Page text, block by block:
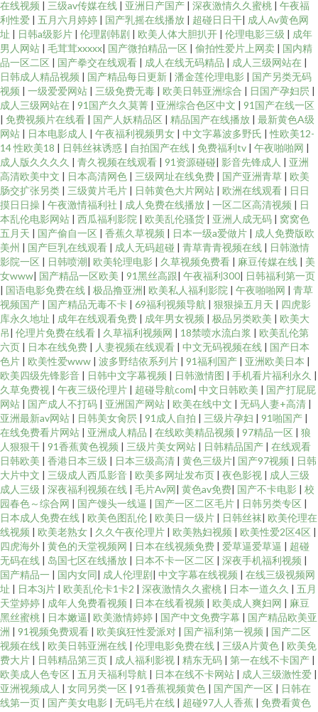
在线视频 | 三级av传媒在线 | 亚洲日产国产 | 深夜激情久久蜜桃 | 午夜福
利性爱 | 五月六月婷婷 | 国产乳摇在线播放 | 超碰日日干| 成人Av黄色网
址 | 日韩a级影片 | 伦理剧韩剧 | 欧美人体大胆扒开 | 伦理电影三级 | 成年
男人网站 | 毛茸茸xxxxx| 国产微拍精品一区 | 偷拍性爱片上网卖 | 国内精
品一区二区 | 国产拳交在线观看 | 成人在线无码精品 | 成人三级网站在 |
日韩成人精品视频 | 国产精品每日更新 | 潘金莲伦理电影 | 国产另类无码
视频 | 一级爱爱网站 | 三级免费无毒 | 欧美日韩亚洲综合 | 日国产孕妇屄 |
成人三级网站在 | 91国产久久莫菁 | 亚洲综合色区中文 | 91国产在线一区
| 免费视频片在线看 | 国产人妖精品区 | 精品国产在线播放 | 最新黄色A级
网站 | 日本电影成人 | 午夜福利视频男女 | 中文字幕波多野氏 |性欧美12-
14 性欧美18 | 日韩丝袜诱惑 | 自拍国产在线 | 免费福利tv | 午夜啪啪网 |
成人版久久久久 | 青久视频在线观看 | 91资源碰碰| 影音先锋成人 | 亚洲
高清欧美中文 | 日本高清网色 | 三级网址在线免费 | 国产亚洲青草 | 欧美
肠交扩张另类 | 三级黄片毛片 | 日韩黄色大片网站 | 欧洲在线观看 | 日日
摸日日操 | 午夜激情福利社 | 成人免费在线播放 | 一区二区高清视频 | 日
本乱伦电影网站 | 西瓜福利影院 | 欧美乱伦骚货 | 亚洲人成无码 | 窝窝色
五月天 | 国产偷自一区 | 香蕉久草视频 | 日本一级a爱做片 | 成人免费版欧
美州 | 国产巨乳在线观看 | 成人无码超碰 | 青草青青视频在线 | 日韩激情
影院一区 | 日韩喷潮| 欧美轮理电影 | 久草视频免费看 | 麻豆传媒在线 | 美
女www| 国产精品一区欧美 | 91黑丝高跟| 午夜福利300| 日韩福利第一页
| 国语电影免费在线 | 极品撸亚洲| 欧美私人福利影院 | 午夜啪啪网 | 青草
视频国产 | 国产精品无毒不卡 | 69福利视频导航 | 狠狠操五月天 | 四虎影
库永久地址 | 成年在线观看免费 | 成年男女视频 | 极品另类欧美 | 欧美大
吊| 伦理片免费在线看 | 久草福利视频网 | 18禁喷水流白浆 | 欧美乱伦第
六页 | 日本在线免费 | 人妻视频在线观看 | 中文无码视频在线 | 国产日本
色片 | 欧美性爱www | 波多野结依系列片 | 91福利国产 | 亚洲欧美日本 |
欧美四级先锋影音 | 日韩中文字幕视频 | 日韩激情图 | 手机看片福利永久 |
久草免费视 | 午夜三级伦理片 | 超碰导航com| 中文日韩欧美 | 国产打屁屁
网站 | 国产成人不打码 | 亚洲国产网站 | 欧美在线中文 | 无码人妻+高清 |
亚洲最新av网站 | 日韩美女肏屄 | 91成人自拍 | 三级片孕妇 | 91啪国产 |
在线免费看片网站 | 亚洲成人精品 | 在线欧美精品视频 | 97精品一区 | 狼
人狠狠干 | 91香蕉黄色视频 | 三级片美女网站 | 日韩精品国产 | 在线观看
日韩欧美 | 香港日本三级 | 日本三级高清 | 黄色三级片| 国产97视频 | 日韩
大片中文 | 三级成人西瓜影音 | 欧美多网址发布页 | 夜色影视 | 成人三级
成人三级 | 深夜福利视频在线 | 毛片Av网| 黄色av免费| 国产不卡电影 | 校
园春色～综合网 | 国产馒头一线逼 | 国产一区二区毛片 | 日韩另类专区 |
日本成人免费在线 | 欧美色图乱伦 | 欧美日一级片 | 日韩丝袜| 欧美伦理在
线视频 | 欧美老熟女 | 久久午夜伦理片 | 欧美熟妇视频 | 欧美性爱2区4区 |
四虎海外 | 黄色的天堂视频网 | 日本在线视频免费 | 爱草逼爱草逼 | 超碰
无码在线 | 岛国七区在线播放 | 日本不卡一区二区 | 深夜手机福利视频 |
国产精品一 | 国内女同| 成人伦理剧| 中文字幕在线视频 | 在线三级视频网
址 | 日本3j片 | 欧美乱伦卡1卡2 | 深夜激情久久蜜桃 | 日本一道久久 | 五月
天堂婷婷 | 成年人免费看视频 | 日本在线看视频 | 欧美成人爽妇网 | 麻豆
黑丝蜜桃 | 日本嫩逼| 欧美激情婷婷 | 国产中文免费字幕 | 国产精品欧美亚
洲 | 91视频免费观看 | 欧美疯狂性爱派对 | 国产福利第一视频 | 国产二区
视频在线 | 欧美日韩亚洲在线 | 伦理电影免费在线 | 三级A片黄色 | 欧美免
费大片 | 日韩精品第三页 | 成人福利影视 | 精东无码 | 第一在线不卡国产 |
欧美成人色专区 | 五月天福利导航 | 日本在线不卡网站 | 成人三级激性爱 |
亚洲视频成人 | 女同另类一区 | 91香蕉视频黄色 | 国产国产一区 | 日韩在
线第一页 | 国产美女电影 | 无码毛片在线 | 超碰97人人香蕉 | 免费看黄色